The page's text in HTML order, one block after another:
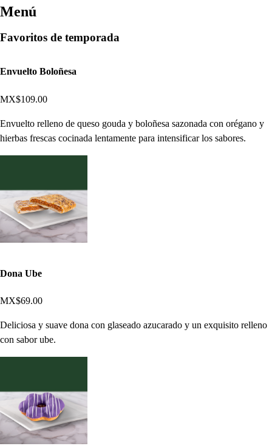
Menú
Favoritos de temporada
Envuelto Boloñesa
MX$109.00
Envuelto relleno de queso gouda y boloñesa sazonada con orégano y
hierbas frescas cocinada lentamente para intensificar los sabores.
Dona Ube
MX$69.00
Deliciosa y suave dona con glaseado azucarado y un exquisito relleno
con sabor ube.